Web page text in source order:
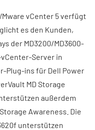
vCenter 5 verfügt
es den Kunden,
der MD3200/MD3600-
Server in
Plug-ins für Dell Power
MD Storage
außerdem
Awareness. Die
unterstützen